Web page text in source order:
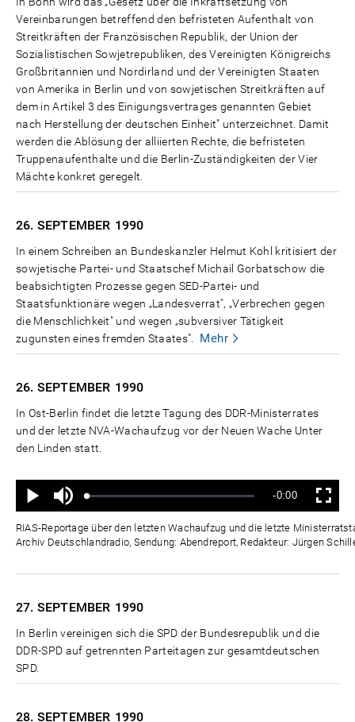
Vereinbarungen betreffend den befristeten Aufenthalt von
Streitkräften der Französischen Republik, der Union der
Sozialistischen Sowjetrepubliken, des Vereinigten Königreichs
Großbritannien und Nordirland und der Vereinigten Staaten
von Amerika in Berlin und von sowjetischen Streitkräften auf
dem in Artikel 3 des Einigungsvertrages genannten Gebiet
nach Herstellung der deutschen Einheit" unterzeichnet. Damit
werden die Ablösung der alliierten Rechte, die befristeten
Truppenaufenthalte und die Berlin-Zuständigkeiten der Vier
Mächte konkret geregelt.
26. SEPTEMBER 1990
In einem Schreiben an Bundeskanzler Helmut Kohl kritisiert der
sowjetische Partei- und Staatschef Michail Gorbatschow die
beabsichtigten Prozesse gegen SED-Partei- und
Staatsfunktionäre wegen „Landesverrat", „Verbrechen gegen
die Menschlichkeit" und wegen „subversiver Tätigkeit
zugunsten eines fremden Staates".
Mehr
26. SEPTEMBER 1990
In Ost-Berlin findet die letzte Tagung des DDR-Ministerrates
und der letzte NVA-Wachaufzug vor der Neuen Wache Unter
den Linden statt.
Wiedergabe
Ton
aus
Geladen:
Status:
Verbleibende
Zeit
-0:00 Vollbild
RIAS-Reportage über den letzten Wachaufzug und die letzte
Archiv Deutschlandradio, Sendung: Abendreport, Redakteur: Jürgen
27. SEPTEMBER 1990
In Berlin vereinigen sich die SPD der Bundesrepublik und die
DDR-SPD auf getrennten Parteitagen zur gesamtdeutschen
SPD.
28. SEPTEMBER 1990